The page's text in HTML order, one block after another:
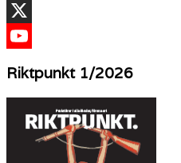
TikTok
X
Riktpunkt 1/2026